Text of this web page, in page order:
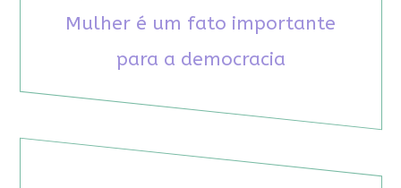
Mulher é um fato importante
para a democracia